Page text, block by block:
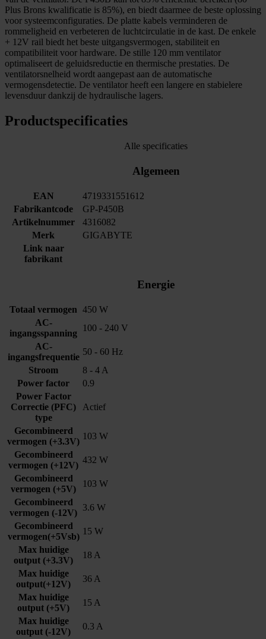
Plus Brons kwalificatie is 85%), en biedt daarmee de beste oplossing
voor systeemconfiguraties. De platte kabels verminderen de
rommeligheid en verbeteren de luchtcirculatie in de kast. De enkele
+ 12V rail biedt het beste uitgangsvermogen, stabiliteit en
compatibiliteit voor hardware. De stille 120 mm ventilator
optimaliseert de geluidsreductie en thermische prestaties. De
ventilatorsnelheid wordt aangepast aan de automatische
vermogensdetectie. De ventilator heeft een langere en stabielere
levensduur dankzij de hydraulische lagers.
Productspecificaties
Alle specificaties
Algemeen
EAN
4719331551612
Fabrikantcode
GP-P450B
Artikelnummer
4316082
Merk
GIGABYTE
Link naar
fabrikant
Energie
Totaal vermogen 450 W
AC-
ingangsspanning
100 - 240 V
AC-
ingangsfrequentie
50 - 60 Hz
Stroom
8 - 4 A
Power factor
0.9
Power Factor
Correctie (PFC)
type
Actief
Gecombineerd
vermogen (+3.3V)
103 W
Gecombineerd
vermogen (+12V)
432 W
Gecombineerd
vermogen (+5V)
103 W
Gecombineerd
vermogen (-12V)
3.6 W
Gecombineerd
vermogen(+5Vsb)
15 W
Max huidige
output (+3.3V)
18 A
Max huidige
output(+12V)
36 A
Max huidige
output (+5V)
15 A
Max huidige
output (-12V)
0.3 A